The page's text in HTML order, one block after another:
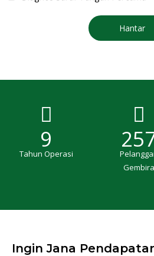
Hantar
9
Tahun Operasi
Gembira
Ingin Jana